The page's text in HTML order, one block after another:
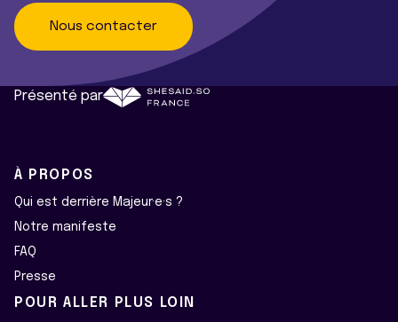
Nous contacter
Présenté par
À PROPOS
Qui est derrière Majeur·e·s ?
Notre manifeste
FAQ
Presse
POUR ALLER PLUS LOIN